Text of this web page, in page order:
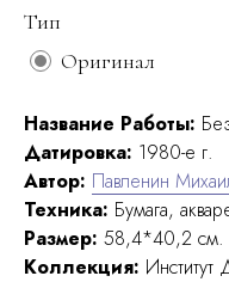
Тип
Оригинал
Название Работы:
Датировка: 1980-е г.
Автор: Павленин
Техника: Бумага,
Размер: 58,4*40,2 см.
Коллекция: Институт